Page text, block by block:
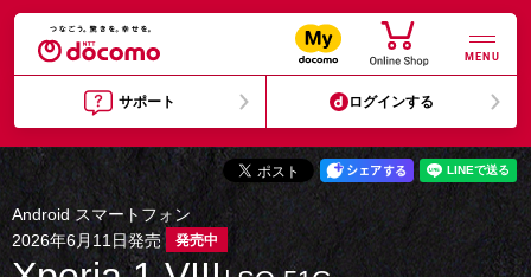
MENU
サポート ログインする
Android スマートフォン
2026年6月11日発売 発売中